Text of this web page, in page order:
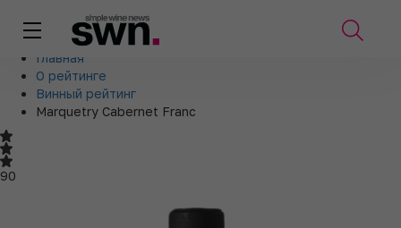
Главная
О рейтинге
Винный рейтинг
Marquetry Cabernet Franc
90